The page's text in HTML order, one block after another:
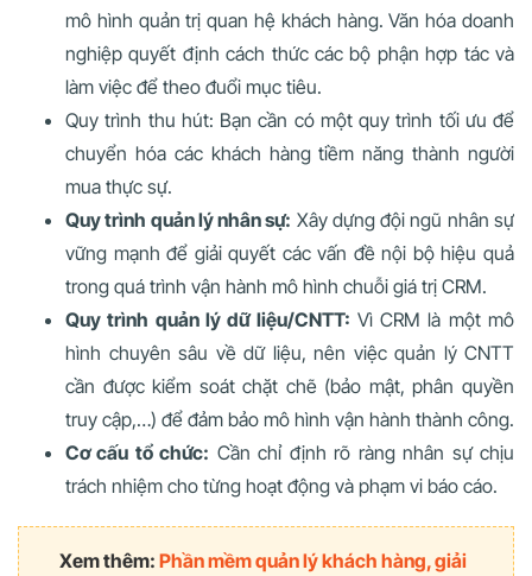
mô hình quản trị quan hệ khách hàng. Văn hóa doanh
nghiệp quyết định cách thức các bộ phận hợp tác và
làm việc để theo đuổi mục tiêu.
Quy trình thu hút: Bạn cần có một quy trình tối ưu để
chuyển hóa các khách hàng tiềm năng thành người
mua thực sự.
Quy trình quản lý nhân sự: Xây dựng đội ngũ nhân sự
vững mạnh để giải quyết các vấn đề nội bộ hiệu quả
trong quá trình vận hành mô hình chuỗi giá trị CRM.
Quy trình quản lý dữ liệu/CNTT: Vì CRM là một mô
hình chuyên sâu về dữ liệu, nên việc quản lý CNTT
cần được kiểm soát chặt chẽ (bảo mật, phân quyền
truy cập,…) để đảm bảo mô hình vận hành thành công.
Cơ cấu tổ chức: Cần chỉ định rõ ràng nhân sự chịu
trách nhiệm cho từng hoạt động và phạm vi báo cáo.
Xem thêm: Phần mềm quản lý khách hàng, giải